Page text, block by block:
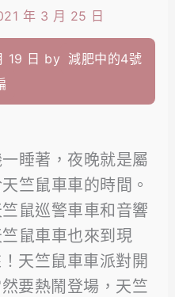
年 3 月 25 日
19 日 by 減肥中的4號
睡著，夜晚就是屬
竺鼠車車的時間。
鼠巡警車車和音響
竺鼠車車也來到現
天竺鼠車車派對開
要熱鬧登場，天竺